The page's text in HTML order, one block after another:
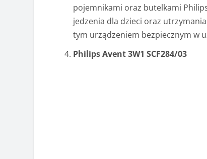
pojemnikami oraz butelkami
jedzenia dla dzieci oraz
tym urządzeniem bezpiecznym w
Philips Avent 3W1 SCF284/03